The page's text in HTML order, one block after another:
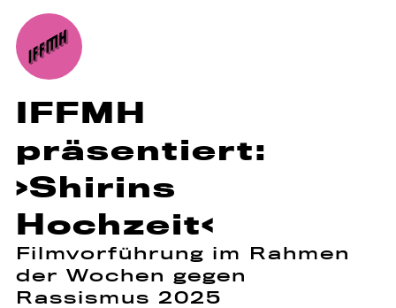
IFFMH
präsentiert:
›Shirins
Hochzeit‹
Filmvorführung im Rahmen
der Wochen gegen
Rassismus 2025